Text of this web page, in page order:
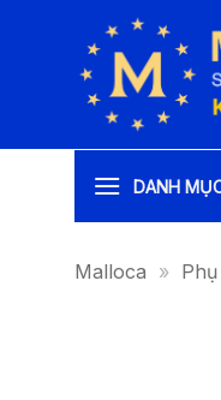
DANH
Malloca »